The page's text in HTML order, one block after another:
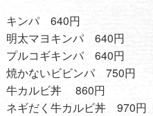
キンパ 640円
明太マヨキンパ 640円
プルコギキンパ 640円
焼かないビビンパ 750円
牛カルビ丼 860円
ネギだく牛カルビ丼 970円